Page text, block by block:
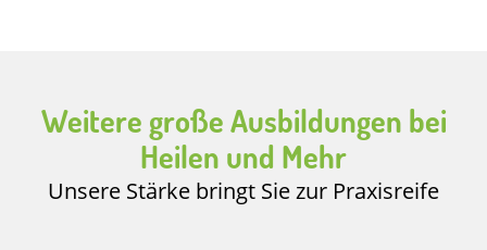
Weitere große Ausbildungen bei
Heilen und Mehr
Unsere Stärke bringt Sie zur Praxisreife